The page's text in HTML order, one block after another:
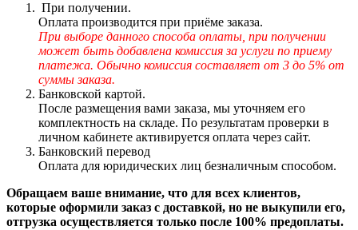
При получении.
Оплата производится при приёме заказа.
При выборе данного способа оплаты, при получении
может быть добавлена комиссия за услуги по приему
платежа. Обычно комиссия составляет от 3 до 5% от
суммы заказа.
Банковской картой.
После размещения вами заказа, мы уточняем его
комплектность на складе. По результатам проверки в
личном кабинете активируется оплата через сайт.
Банковский перевод
Оплата для юридических лиц безналичным способом.
Обращаем ваше внимание, что для всех клиентов,
которые оформили заказ с доставкой, но не выкупили его,
отгрузка осуществляется только после 100% предоплаты.